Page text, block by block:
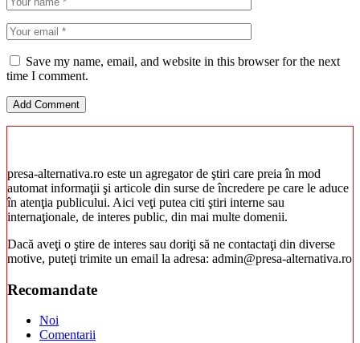
Save my name, email, and website in this browser for the next
time I comment.
presa-alternativa.ro este un agregator de ştiri care preia în mod
automat informaţii şi articole din surse de încredere pe care le aduce
în atenţia publicului. Aici veţi putea citi ştiri interne sau
internaţionale, de interes public, din mai multe domenii.
Dacă aveţi o ştire de interes sau doriţi să ne contactaţi din diverse
motive, puteţi trimite un email la adresa: admin@presa-alternativa.ro
Recomandate
Noi
Comentarii